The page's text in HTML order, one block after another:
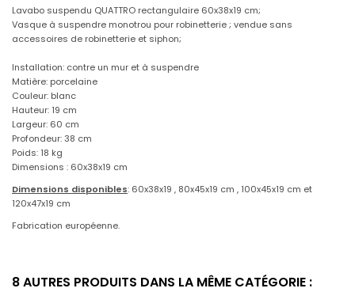
Lavabo suspendu QUATTRO rectangulaire 60x38x19 cm;
Vasque à suspendre monotrou pour robinetterie ; vendue sans
accessoires de robinetterie et siphon;
Installation: contre un mur et à suspendre
Matière: porcelaine
Couleur: blanc
Hauteur: 19 cm
Largeur: 60 cm
Profondeur: 38 cm
Poids: 18 kg
Dimensions : 60x38x19 cm
Dimensions disponibles: 60x38x19 , 80x45x19 cm , 100x45x19 cm et
120x47x19 cm
Fabrication européenne.
8 AUTRES PRODUITS DANS LA MÊME CATÉGORIE :